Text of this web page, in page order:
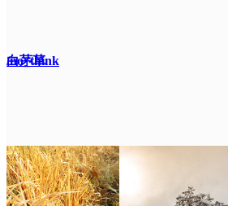
/no_think
白茅草